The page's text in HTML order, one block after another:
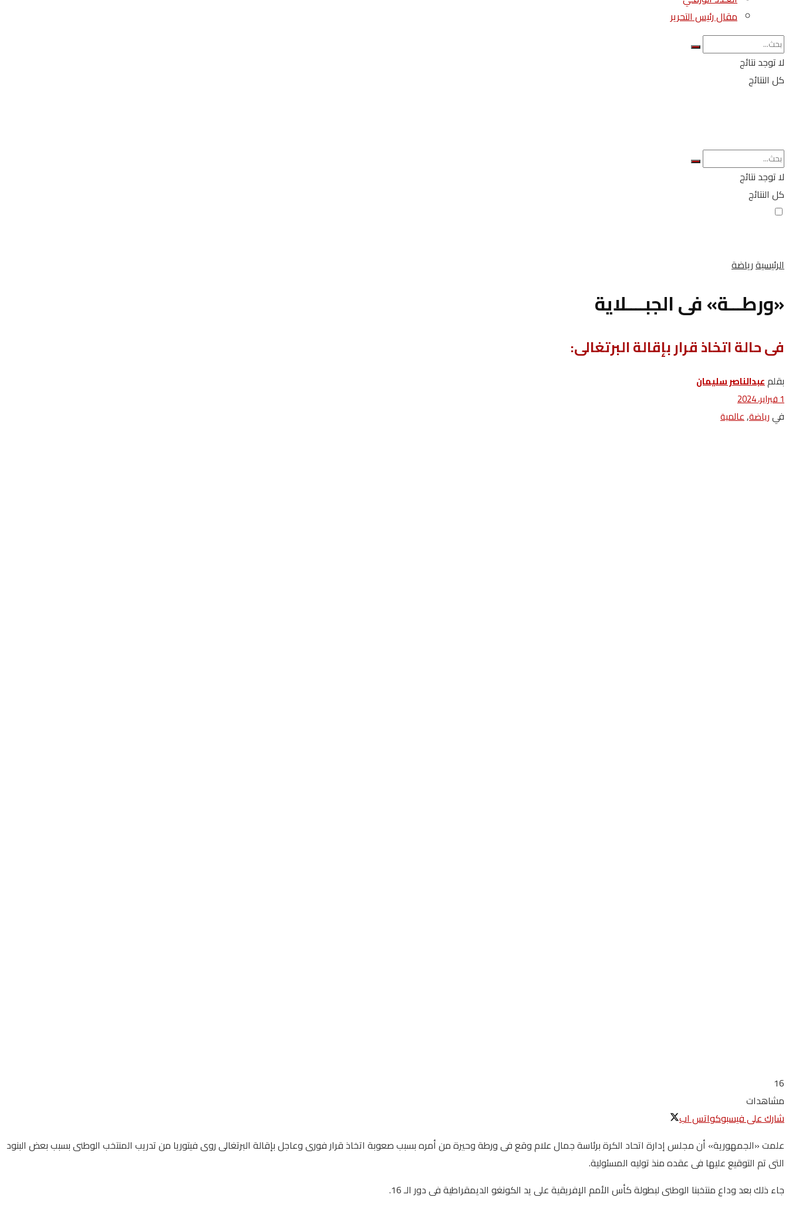
مقال رئيس التحرير
لا توجد نتائج
كل النتائج
لا توجد نتائج
كل النتائج
الرئيسيةرياضة
«ورطـــة» فى الجبــــلاية
فى‭ ‬حالة‭ ‬اتخاذ‭ ‬قرار‭ ‬بإقالة‭ ‬البرتغالى‭ :‬
بقلمعبدالناصر سليمان
1 فبراير، 2024
فيرياضة,عالمية
16
مشاهدات
شارك على فيسبوكواتس اب
علمت «الجمهورية» أن مجلس إدارة اتحاد الكرة برئاسة جمال علام وقع فى ورطة وحيرة من أمره بسبب صعوبة اتخاذ قرار فورى وعاجل بإقالة البرتغالى روى فيتوريا من تدريب المنتخب الوطنى بسبب بعض البنود
التى تم التوقيع عليها فى عقده منذ توليه المسئولية.
جاء ذلك بعد وداع منتخبنا الوطنى لبطولة كأس الأمم الإفريقية على يد الكونغو الديمقراطية فى دور الـ 16.